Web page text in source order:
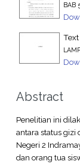
BAB
Text
Abstract
Penelitian ini
antara status gizi
Negeri 2
dan orang tua